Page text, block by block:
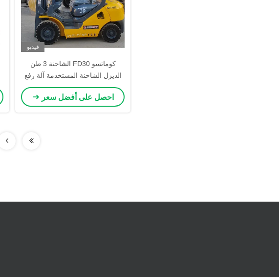
فيديو
كوماتسو FD30 الشاحنة 3 طن
الديزل الشاحنة المستخدمة آلة رفع
أوتوماتيكية يد ثانية
احصل على أفضل سعر